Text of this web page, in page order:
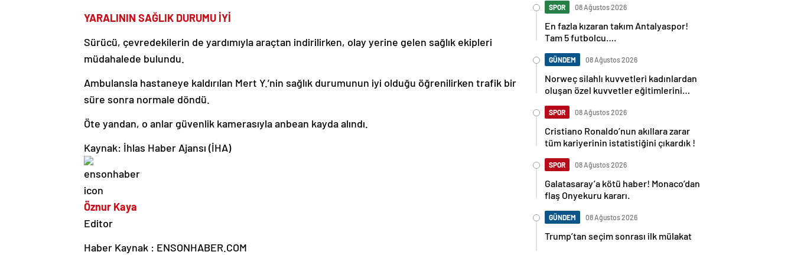
YARALININ SAĞLIK DURUMU İYİ
Sürücü, çevredekilerin de yardımıyla araçtan indirilirken, olay yerine gelen sağlık ekipleri
müdahalede bulundu.
Ambulansla hastaneye kaldırılan Mert Y.’nin sağlık durumunun iyi olduğu öğrenilirken trafik bir
süre sonra normale döndü.
Öte yandan, o anlar güvenlik kamerasıyla anbean kayda alındı.
Kaynak: İhlas Haber Ajansı (İHA)
Öznur Kaya
Editor
Haber Kaynak : ENSONHABER.COM
SPOR 08 Ağustos 2026
En fazla kızaran takım Antalyaspor!
Tam 5 futbolcu….
GÜNDEM 08 Ağustos 2026
Norweç silahlı kuvvetleri kadınlardan
oluşan özel kuvvetler eğitimlerini
SPOR 08 Ağustos 2026
Cristiano Ronaldo’nun akıllara zarar
tüm kariyerinin istatistiğini çıkardık !
SPOR 08 Ağustos 2026
Galatasaray’a kötü haber! Monaco’dan
flaş Onyekuru kararı.
GÜNDEM 08 Ağustos 2026
Trump’tan seçim sonrası ilk mülakat